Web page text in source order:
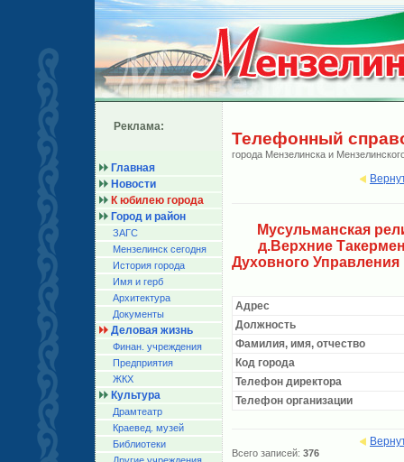
Реклама:
Главная
Новости
К юбилею города
Город и район
ЗАГС
Мензелинск сегодня
История города
Имя и герб
Архитектура
Документы
Деловая жизнь
Финан. учреждения
Предприятия
ЖКХ
Культура
Драмтеатр
Краевед. музей
Библиотеки
Телефонный
города Мензелинска и
Мусульманская
д.Верхние
Духовного
Адрес
Должность
Фамилия, имя, отчество
Код города
Телефон директора
Телефон организации
Всего записей: 376